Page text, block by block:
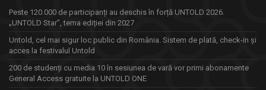
Peste 120.000 de participanți au deschis în forță UNTOLD 2026.
„UNTOLD Star”, tema ediției din 2027
Untold, cel mai sigur loc public din România. Sistem de plată, check-in și
acces la festivalul Untold
200 de studenți cu media 10 în sesiunea de vară vor primi abonamente
General Access gratuite la UNTOLD ONE